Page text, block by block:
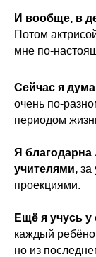
И вообще, в
Потом
мне по-
Сейчас я
очень по-
периодом
Я
учителями, за
проекциями.
Ещё я учусь
каждый
но из